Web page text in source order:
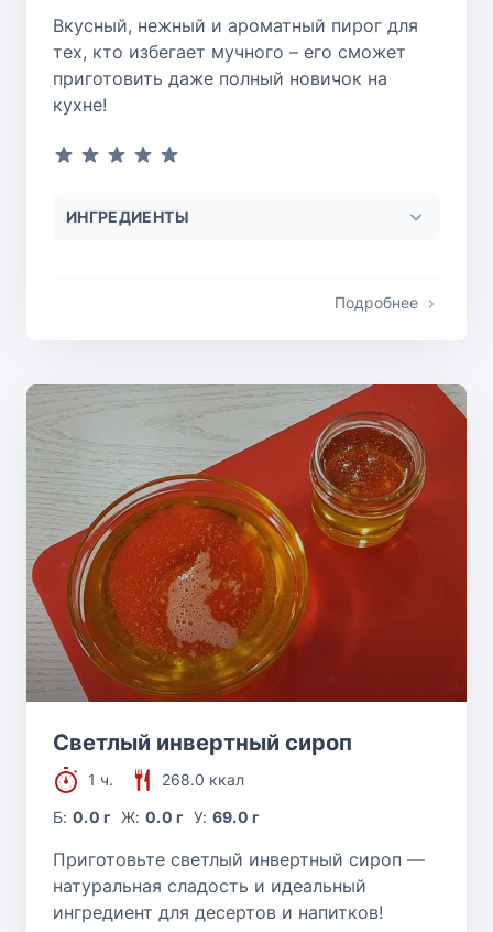
Вкусный, нежный и ароматный пирог для
тех, кто избегает мучного – его сможет
приготовить даже полный новичок на
кухне!
ИНГРЕДИЕНТЫ
Подробнее
Cветлый инвертный сироп
1 ч.
268.0 ккал
Б:0.0 г Ж: 0.0 г У: 69.0 г
Приготовьте светлый инвертный сироп —
натуральная сладость и идеальный
ингредиент для десертов и напитков!